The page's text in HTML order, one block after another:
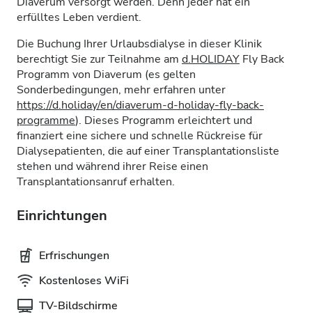
erfülltes Leben verdient.
Die Buchung Ihrer Urlaubsdialyse in dieser Klinik
berechtigt Sie zur Teilnahme am d.HOLIDAY Fly Back
Programm von Diaverum (es gelten
Sonderbedingungen, mehr erfahren unter
https://d.holiday/en/diaverum-d-holiday-fly-back-
programme). Dieses Programm erleichtert und
finanziert eine sichere und schnelle Rückreise für
Dialysepatienten, die auf einer Transplantationsliste
stehen und während ihrer Reise einen
Transplantationsanruf erhalten.
Einrichtungen
Erfrischungen
Kostenloses WiFi
TV-Bildschirme